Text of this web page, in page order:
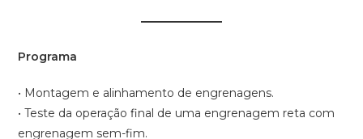
Programa
• Montagem e alinhamento de engrenagens.
• Teste da operação final de uma engrenagem reta com
engrenagem sem-fim.